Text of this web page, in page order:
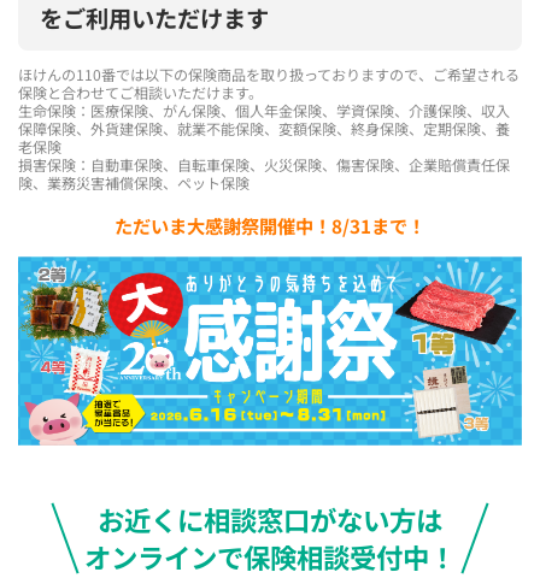
をご利用いただけます
ほけんの110番では以下の保険商品を取り扱っておりますので、ご希望される
保険と合わせてご相談いただけます。
生命保険：医療保険、がん保険、個人年金保険、学資保険、介護保険、収入
保障保険、外貨建保険、就業不能保険、変額保険、終身保険、定期保険、養
老保険
損害保険：自動車保険、自転車保険、火災保険、傷害保険、企業賠償責任保
険、業務災害補償保険、ペット保険
ただいま大感謝祭開催中！8/31まで！
お近くに相談窓口がない方は
オンラインで保険相談受付中！